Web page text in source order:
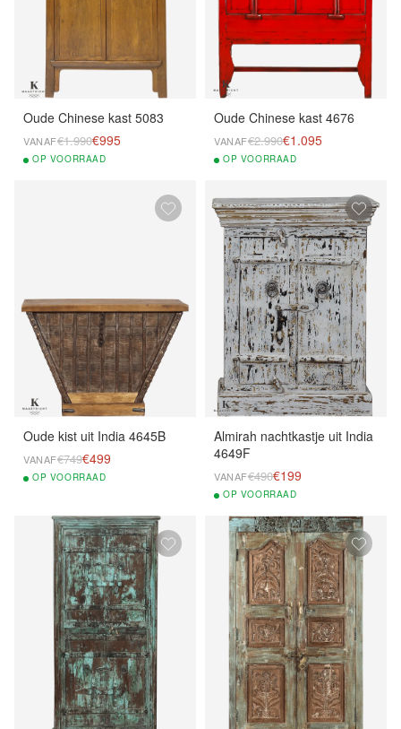
Oude Chinese kast 5083
VANAF€1.990€995
OP VOORRAAD
Oude Chinese kast 4676
VANAF€2.990€1.095
OP VOORRAAD
Oude kist uit India 4645B
VANAF€749€499
OP VOORRAAD
Almirah nachtkastje uit India
4649F
VANAF€490€199
OP VOORRAAD